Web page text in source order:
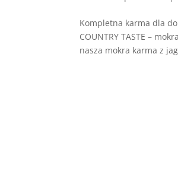
Kompletna karma dla
COUNTRY TASTE –
nasza mokra karma z